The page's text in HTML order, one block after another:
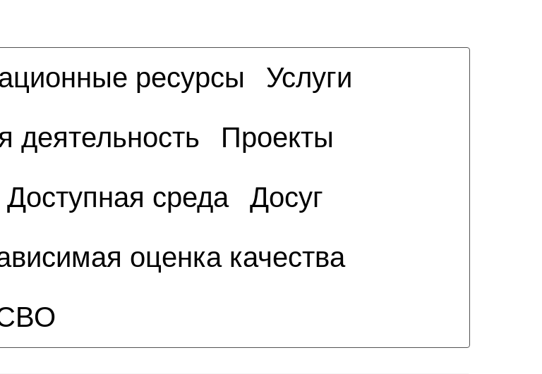
ресурсы
Услуги
деятельность
Проекты
Доступная среда
Досуг
оценка качества
СВО